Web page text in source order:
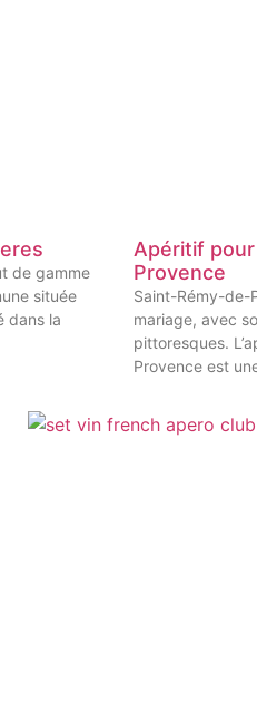
de gamme
située
dans la
Apéritif pour
Provence
Saint-Rémy-de-
mariage, avec
pittoresques.
Provence est